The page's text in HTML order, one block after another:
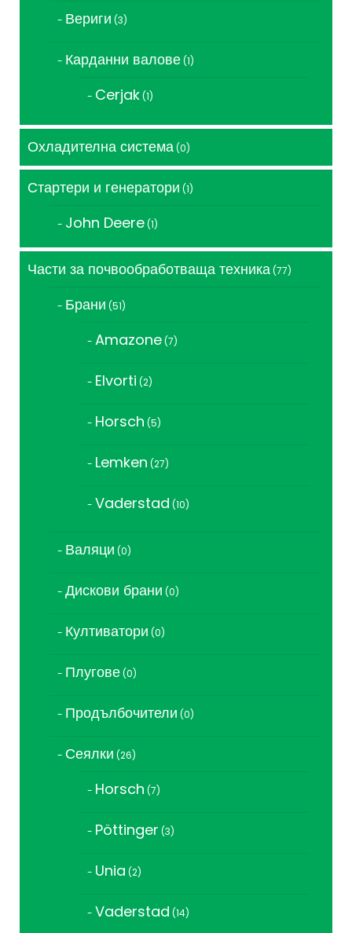
Вериги 33
Карданни валове 11
Cerjak 11
Охладителна система 00
продукта
Стартери и генератори 11
John Deere 11
Части за почвообработваща техника 7777
Брани 5151
Amazone 77
Elvorti 22
Horsch 55
Lemken 2727
Vaderstad 1010
Валяци 00
Дискови брани 00
Култиватори 00
Плугове 00
Продълбочители 00
Сеялки 2626
Horsch 77
Pöttinger 33
Unia 22
Vaderstad 1414